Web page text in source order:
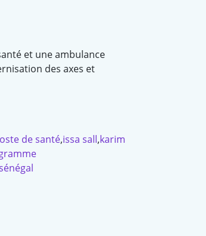
et une ambulance
des axes et
de santé,issa sall,karim